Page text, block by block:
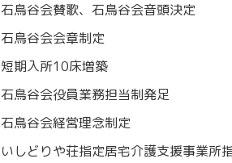
石鳥谷会賛歌、石鳥谷会音頭決定
石鳥谷会会章制定
短期入所10床増築
石鳥谷会役員業務担当制発足
石鳥谷会経営理念制定
いしどりや荘指定居宅介護支援事業所